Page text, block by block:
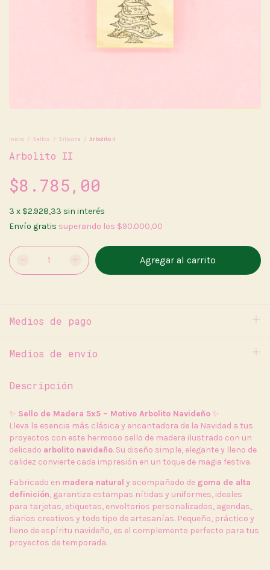
Inicio / Sellos / Silicona / Arbolito II
Arbolito II
$8.785,00
3 x $2.928,33 sin interés
Envío gratis superando los $90.000,00
Medios de pago
Medios de envío
Descripción
✨ Sello de Madera 5x5 – Motivo Arbolito Navideño ✨
Lleva la esencia más clásica y encantadora de la Navidad a tus
proyectos con este hermoso sello de madera ilustrado con un
delicado arbolito navideño. Su diseño simple, elegante y lleno de
calidez convierte cada impresión en un toque de magia festiva.
Fabricado en madera natural y acompañado de goma de alta
definición, garantiza estampas nítidas y uniformes, ideales
para tarjetas, etiquetas, envoltorios personalizados, agendas,
diarios creativos y todo tipo de artesanías. Pequeño, práctico y
lleno de espíritu navideño, es el complemento perfecto para tus
proyectos de temporada.